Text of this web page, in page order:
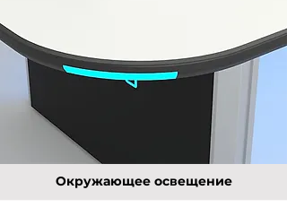
Окружающее освещение